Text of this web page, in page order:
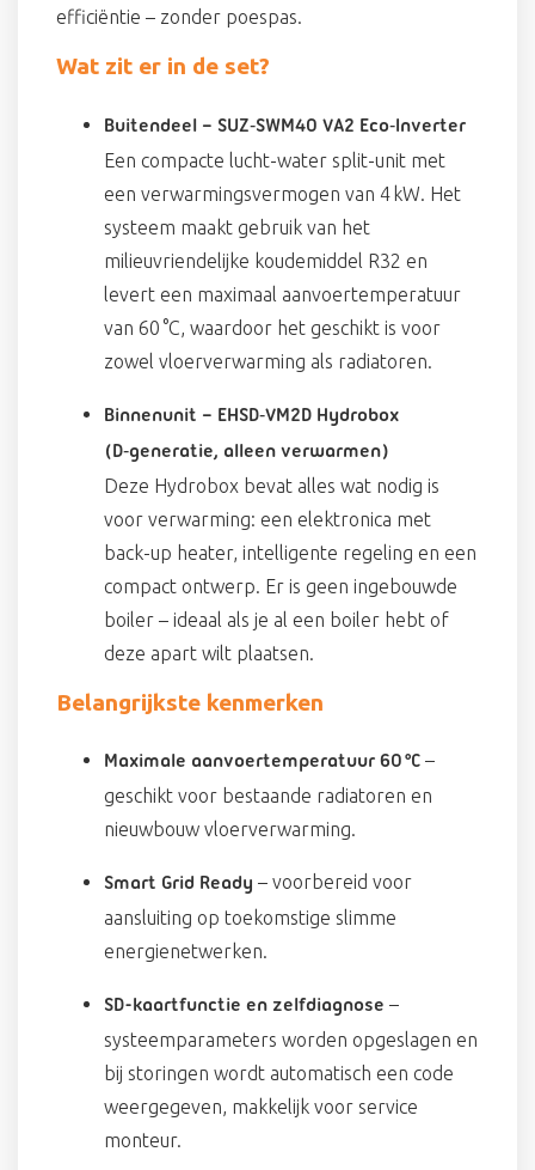
efficiëntie – zonder poespas.
Wat zit er in de set?
Buitendeel – SUZ‑SWM40 VA2 Eco‑Inverter
Een compacte lucht-water split-unit met
een verwarmingsvermogen van 4 kW. Het
systeem maakt gebruik van het
milieuvriendelijke koudemiddel R32 en
levert een maximaal aanvoertemperatuur
van 60 °C, waardoor het geschikt is voor
zowel vloerverwarming als radiatoren.
Binnenunit – EHSD‑VM2D Hydrobox
(D‑generatie, alleen verwarmen)
Deze Hydrobox bevat alles wat nodig is
voor verwarming: een elektronica met
back-up heater, intelligente regeling en een
compact ontwerp. Er is geen ingebouwde
boiler – ideaal als je al een boiler hebt of
deze apart wilt plaatsen.
Belangrijkste kenmerken
Maximale aanvoertemperatuur 60 °C –
geschikt voor bestaande radiatoren en
nieuwbouw vloerverwarming.
Smart Grid Ready – voorbereid voor
aansluiting op toekomstige slimme
energienetwerken.
SD-kaartfunctie en zelfdiagnose –
systeemparameters worden opgeslagen en
bij storingen wordt automatisch een code
weergegeven, makkelijk voor service
monteur.